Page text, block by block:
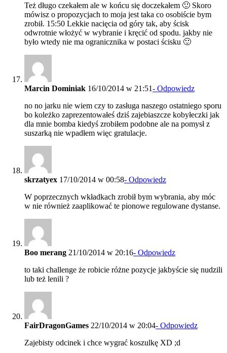
Też długo czekałem ale w końcu się doczekałem 🙂 Skoro
mówisz o propozycjach to moja jest taka co osobiście bym
zrobił. 15:50 Lekkie nacięcia od góry tak, aby ścisk
odwrotnie włożyć w wybranie i kręcić od spodu. jakby nie
było wtedy nie ma ogranicznika w postaci ścisku 🙂
Marcin Dominiak 16/10/2014 w 21:51- Odpowiedz
no no jarku nie wiem czy to zasługa naszego ostatniego sporu
bo koleżko zaprezentowałeś dziś zajebiaszcze kobyłeczki jak
dla mnie bomba kiedyś zrobiłem podobne ale na pomysł z
suszarką nie wpadłem więc gratulacje.
skrzatyex 17/10/2014 w 00:58- Odpowiedz
W poprzecznych wkładkach zrobił bym wybrania, aby móc
w nie również zaaplikować te pionowe regulowane dystanse.
Boo merang 21/10/2014 w 20:16- Odpowiedz
to taki challenge że robicie różne pozycje jakbyście się nudzili
lub też lenili ?
FairDragonGames 22/10/2014 w 20:04- Odpowiedz
Zajebisty odcinek i chce wygrać koszulkę XD ;d